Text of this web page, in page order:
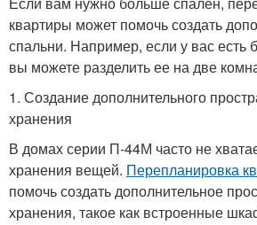
квартиры может помочь создать
спальни. Например, если у вас есть
вы можете разделить ее на две
1. Создание дополнительного
хранения
В домах серии П-44М часто не
хранения вещей. Перепланировка
помочь создать дополнительное
хранения, такое как встроенные